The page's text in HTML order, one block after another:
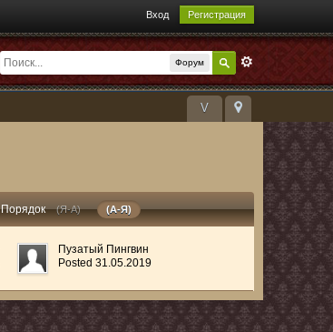
Вход Регистрация
Форум
V
Порядок (Я-А) (А-Я)
Пузатый Пингвин
Posted 31.05.2019